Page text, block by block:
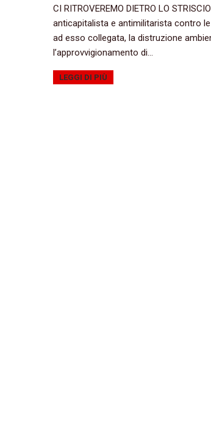
CI RITROVEREMO DIETRO LO
anticapitalista e antimilitarista contro
ad esso collegata, la distruzione
l’approvvigionamento di…
LEGGI DI PIÙ